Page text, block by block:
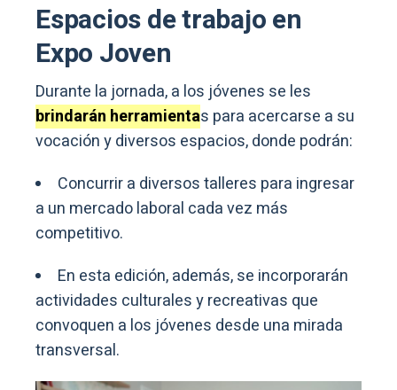
Espacios de trabajo en
Expo Joven
Durante la jornada, a los jóvenes se les
brindarán herramientas para acercarse a su
vocación y diversos espacios, donde podrán:
Concurrir a diversos talleres para ingresar
a un mercado laboral cada vez más
competitivo.
En esta edición, además, se incorporarán
actividades culturales y recreativas que
convoquen a los jóvenes desde una mirada
transversal.